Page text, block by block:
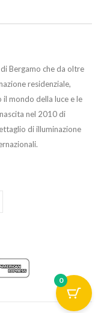
Bergamo che da oltre
residenziale,
il mondo della luce e le
nel 2010 di
di illuminazione
0